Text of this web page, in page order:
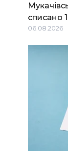
списано
06.08.2026